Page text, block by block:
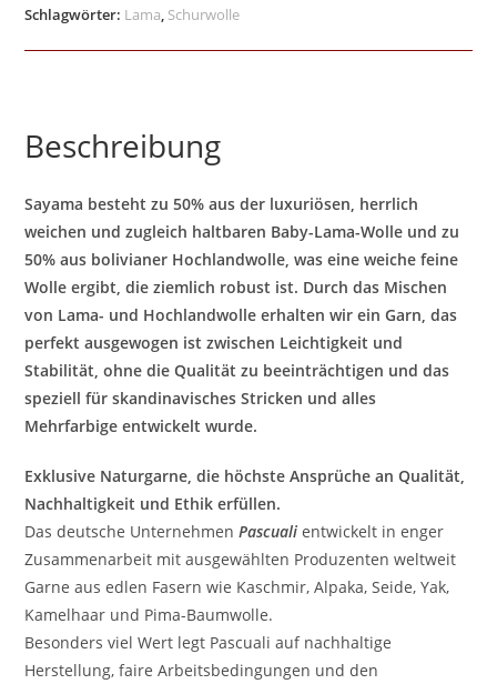
Schlagwörter: Lama, Schurwolle
Beschreibung
Sayama besteht zu 50% aus der luxuriösen, herrlich
weichen und zugleich haltbaren Baby-Lama-Wolle und zu
50% aus bolivianer Hochlandwolle, was eine weiche feine
Wolle ergibt, die ziemlich robust ist. Durch das Mischen
von Lama- und Hochlandwolle erhalten wir ein Garn, das
perfekt ausgewogen ist zwischen Leichtigkeit und
Stabilität, ohne die Qualität zu beeinträchtigen und das
speziell für skandinavisches Stricken und alles
Mehrfarbige entwickelt wurde.
Exklusive Naturgarne, die höchste Ansprüche an Qualität,
Nachhaltigkeit und Ethik erfüllen.
Das deutsche UnternehmenPascuali entwickelt in enger
Zusammenarbeit mit ausgewählten Produzenten weltweit
Garne aus edlen Fasern wie Kaschmir, Alpaka, Seide, Yak,
Kamelhaar und Pima-Baumwolle.
Besonders viel Wert legt Pascuali auf nachhaltige
Herstellung, faire Arbeitsbedingungen und den